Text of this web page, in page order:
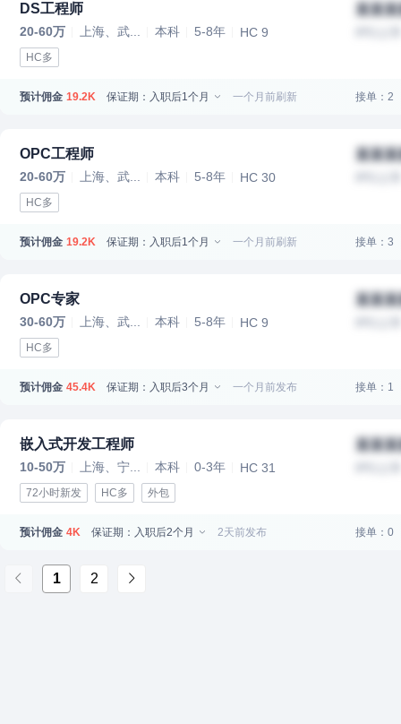
DS工程师
20-60万 上海、武... 本科 5-8年 HC 9
HC多
某某
预计佣金 19.2K 保证期：入职后1个月 一个月前刷新 接单：2
OPC工程师
20-60万 上海、武... 本科 5-8年 HC 30
HC多
某某
预计佣金 19.2K 保证期：入职后1个月 一个月前刷新 接单：3
OPC专家
30-60万 上海、武... 本科 5-8年 HC 9
HC多
某某
预计佣金 45.4K 保证期：入职后3个月 一个月前发布 接单：1
嵌入式开发工程师
10-50万 上海、宁... 本科 0-3年 HC 31
72小时新发 HC多 外包
某某
预计佣金 4K 保证期：入职后2个月 2天前发布 接单：0
1 2